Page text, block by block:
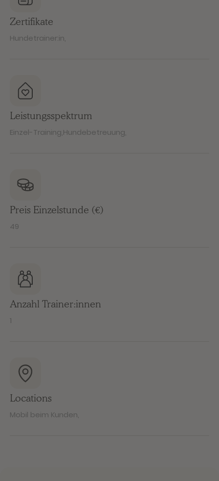
Zertifikate
Hundetrainer:in,
Leistungsspektrum
Einzel-Training,Hundebetreuung,
Preis Einzelstunde (€)
49
Anzahl Trainer:innen
1
Locations
Mobil beim Kunden,